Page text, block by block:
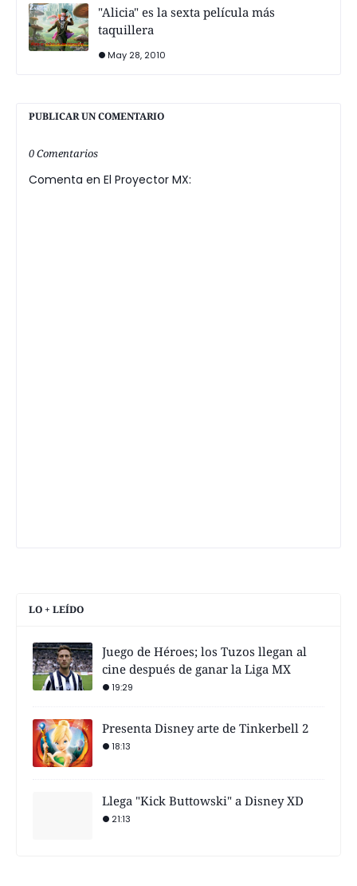
"Alicia" es la sexta película más
taquillera
May 28, 2010
PUBLICAR UN COMENTARIO
0 Comentarios
Comenta en El Proyector MX:
LO + LEÍDO
Juego de Héroes; los Tuzos llegan al
cine después de ganar la Liga MX
19:29
Presenta Disney arte de Tinkerbell 2
18:13
Llega "Kick Buttowski" a Disney XD
21:13